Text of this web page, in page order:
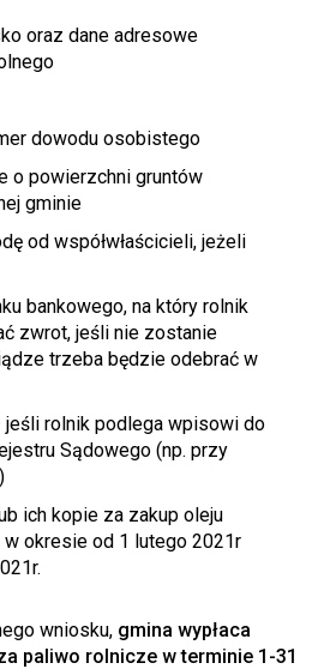
oraz dane adresowe
dowodu osobistego
o powierzchni gruntów
gminie
od współwłaścicieli, jeżeli
bankowego, na który rolnik
zwrot, jeśli nie zostanie
trzeba będzie odebrać w
jeśli rolnik podlega wpisowi do
Sądowego (np. przy
ich kopie za zakup oleju
w okresie od 1 lutego 2021r
wniosku, gmina wypłaca
paliwo rolnicze w terminie 1-31